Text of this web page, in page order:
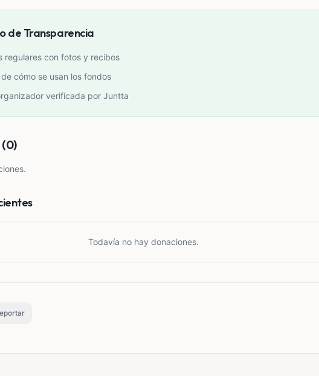
iniciar esta campaña con el objetivo de recaudar S/ 10,000 que
y medicamentos
asistencia especializada
enormemente compartiendo esta campaña para que llegue a más
por tomarte el tiempo de leer y por cualquier forma de apoyo que
de Transparencia
regulares con fotos y recibos
cómo se usan los fondos
verificada por Juntta
Todavía no hay donaciones.